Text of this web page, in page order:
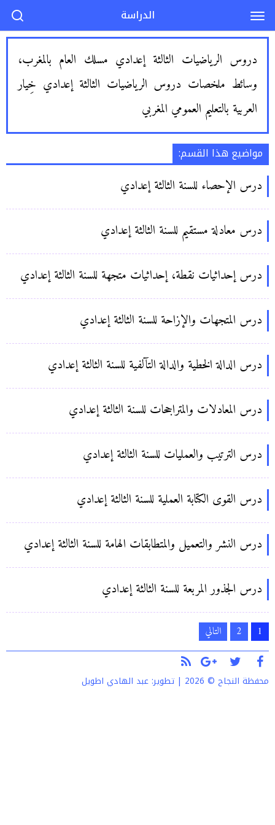
دروس الرياضيات الثالثة إعدادي مسلك العام بالمغرب،
وسائط ملخصات دروس الرياضيات الثالثة إعدادي خِيار
العربية بالتعليم العمومي المغربي
مواضيع هذا القسم:
درس الإحصاء للسنة الثالثة إعدادي
درس معادلة مستقيم للسنة الثالثة إعدادي
درس إحداثيات نقطة، إحداثيات متجهة للسنة الثالثة إعدادي
درس المتجهات والإزاحة للسنة الثالثة إعدادي
درس الدالة الخطية والدالة التآلفية للسنة الثالثة إعدادي
درس المعادلات والمتراجحات للسنة الثالثة إعدادي
درس الترتيب والعمليات للسنة الثالثة إعدادي
درس القوى الكتابة العملية للسنة الثالثة إعدادي
درس النشر والتعميل والمتطابقات الهامة للسنة الثالثة إعدادي
درس الجذور المربعة للسنة الثالثة إعدادي
تعدد
صفحات
المقالات
1
2 التالي
محفظة النجاح © 2026 | تطوير: عبد الهادي اطويل
الدراسة